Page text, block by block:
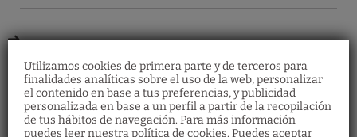
Utilizamos cookies de primera parte y de terceros para
finalidades analíticas sobre el uso de la web, personalizar
el contenido en base a tus preferencias, y publicidad
personalizada en base a un perfil a partir de la recopilación
de tus hábitos de navegación. Para más información
puedes leer nuestra política de cookies. Puedes aceptar
Aviso sobre el Acceso
al Hotel
Media Pensión
¡Haz tu reserva y no te pierdas nuestra oferta de
Media Pensión!